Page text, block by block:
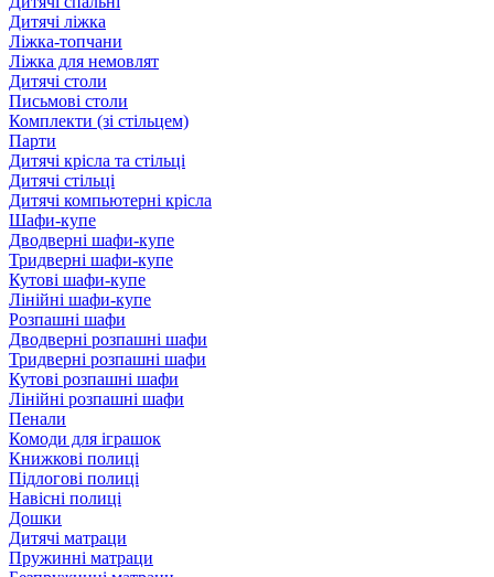
Дитячі ліжка
Ліжка-топчани
Ліжка для немовлят
Дитячі столи
Письмові столи
Комплекти (зі стільцем)
Парти
Дитячі крісла та стільці
Дитячі стільці
Дитячі компьютерні крісла
Шафи-купе
Дводверні шафи-купе
Тридверні шафи-купе
Кутові шафи-купе
Лінійні шафи-купе
Розпашні шафи
Дводверні розпашні шафи
Тридверні розпашні шафи
Кутові розпашні шафи
Лінійні розпашні шафи
Пенали
Комоди для іграшок
Книжкові полиці
Підлогові полиці
Навісні полиці
Дошки
Дитячі матраци
Пружинні матраци